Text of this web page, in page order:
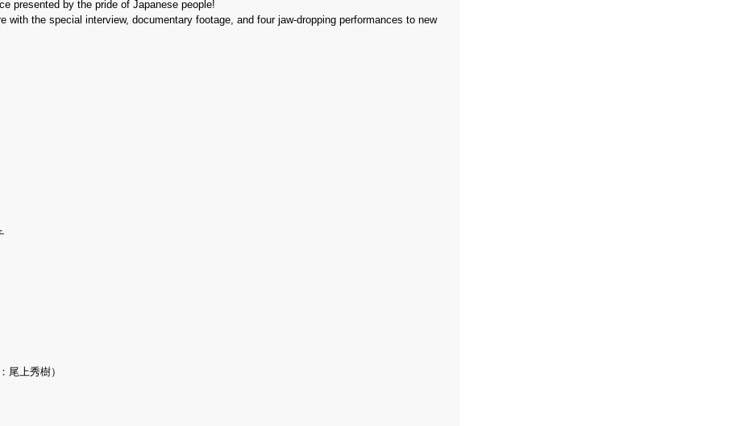
presented by the pride of Japanese people!
the special interview, documentary footage, and four jaw-dropping performances to new
尾上秀樹）